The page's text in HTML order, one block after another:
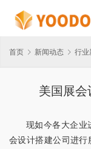
首页 新闻动态 行业
美国展
现如今各大企业
会设计搭建公司进行